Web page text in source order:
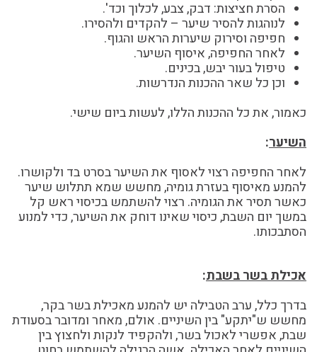
הסרת חציצות: דבק, צבע, לכלוך וכד'.
לנוהגות להסיר שיער – להקדים ולהסירו.
חפיפה וסירוק שיערות הראש והגוף.
לאחר החפיפה, איסוף השיער.
טיפול בעור יבש, בכינים.
וכן כל שאר ההכנות הנדרשות.
כאמור, את כל ההכנות הללו, לעשות ביום שישי.
השיער:
לאחר החפיפה רצוי לאסוף את השיער בסרט בד ולקושרו.
להמנע מאיסוף בעזרת גומיה, מחשש שמא תתלוש שיער
כאשר תסיר את הגומיה. רצוי להשתמש בכיסוי ראש קל
במשך יום השבת, כיסוי שאינו דוחק את השיער, כדי למנוע
הסתבכותו.
אכילת בשר בשבת:
בדרך כלל, ערב הטבילה יש להמנע מאכילת בשר בקר,
מחשש ש"יתקע" בין השיניים. אולם, מאחר ומדובר בסעודת
שבת, אפשרי לאכול בשר, ולהקפיד לנקות ולחצוץ בין